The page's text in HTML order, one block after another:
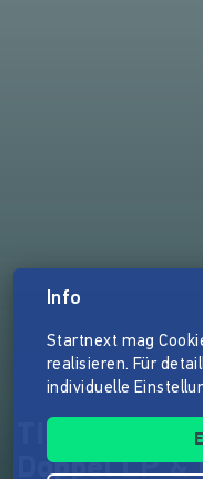
TINY
Doppel LP
Info
Startnext mag
realisieren. Für
individuelle